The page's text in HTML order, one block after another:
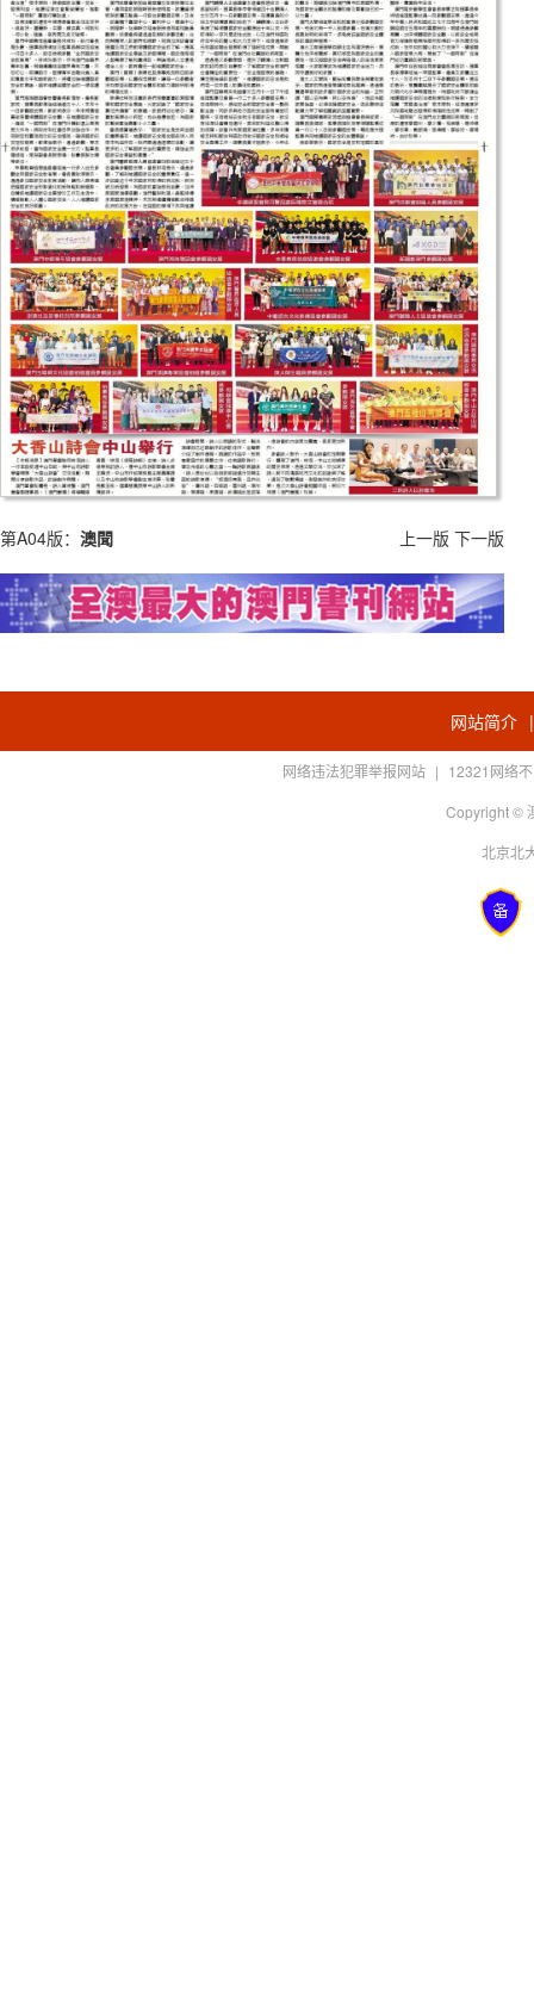
第A04版： 澳聞 上一版 下一版
网站简介
网络违法犯罪举报网站 | 12321网络
Copyright ©
北京北